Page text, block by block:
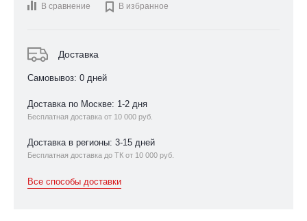
В сравнение  В избранное
Доставка
Самовывоз: 0 дней
Доставка по Москве: 1-2 дня
Бесплатная доставка от 10 000 руб.
Доставка в регионы: 3-15 дней
Бесплатная доставка до ТК от 10 000 руб.
Все способы доставки